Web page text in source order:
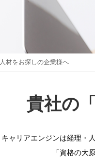
人材をお探しの企業様へ
貴社の
キャリアエンジンは経理・
「資格の大